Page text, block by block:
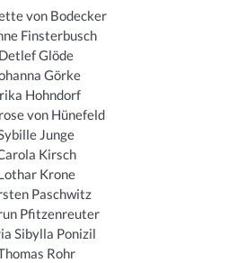
von Bodecker
Finsterbusch
Detlef Glöde
Görke
Hohndorf
von Hünefeld
Junge
Kirsch
Krone
Paschwitz
Pfitzenreuter
Sibylla Ponizil
Rohr